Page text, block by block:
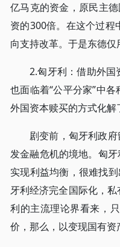
亿马克的资金，原民主
资的300倍。在这个过
向支持改革。于是东德仅
2.匈牙利：借助外
也面临着“公平分家”中
外国资本赎买的方式化解
剧变前，匈牙利政
发金融危机的境地。匈
实现利益均衡，很难找
牙利经济完全国际化，
利的主流理论界看来，
价，那么，以变现国有资